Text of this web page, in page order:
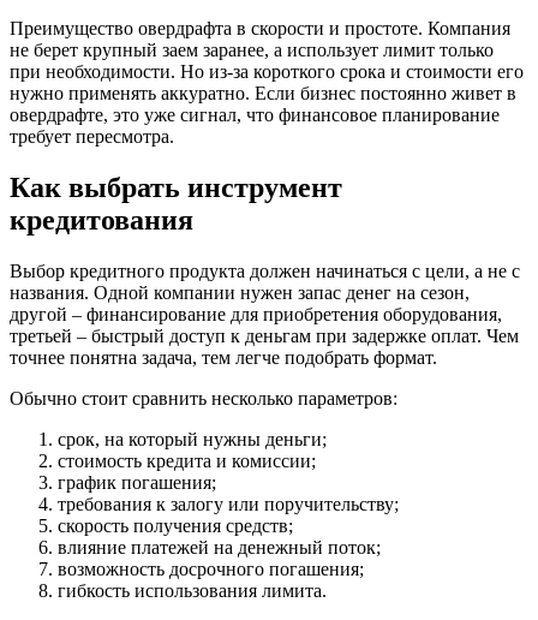
Преимущество овердрафта в скорости и простоте. Компания
не берет крупный заем заранее, а использует лимит только
при необходимости. Но из-за короткого срока и стоимости его
нужно применять аккуратно. Если бизнес постоянно живет в
овердрафте, это уже сигнал, что финансовое планирование
требует пересмотра.
Как выбрать инструмент
кредитования
Выбор кредитного продукта должен начинаться с цели, а не с
названия. Одной компании нужен запас денег на сезон,
другой – финансирование для приобретения оборудования,
третьей – быстрый доступ к деньгам при задержке оплат. Чем
точнее понятна задача, тем легче подобрать формат.
Обычно стоит сравнить несколько параметров:
срок, на который нужны деньги;
стоимость кредита и комиссии;
график погашения;
требования к залогу или поручительству;
скорость получения средств;
влияние платежей на денежный поток;
возможность досрочного погашения;
гибкость использования лимита.